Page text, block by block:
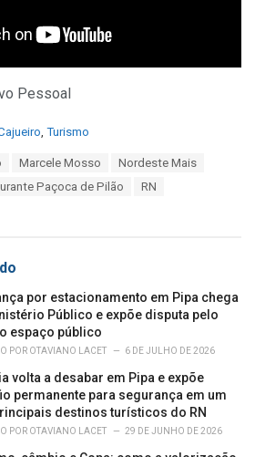
Pessoal
, Turismo
Marcele Mosso
Nordeste Mais
Paçoca de Pilão
RN
por estacionamento em Pipa chega
Público e expõe disputa pelo
espaço público
POR OTAVIANO LACET 6 DE JULHO DE 2026
volta a desabar em Pipa e expõe
permanente para segurança em um
destinos turísticos do RN
POR OTAVIANO LACET 29 DE JUNHO DE 2026